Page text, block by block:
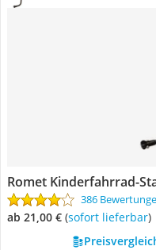
Romet Kinderfahrrad-
386
ab 21,00 € ( Sofort lieferbar)